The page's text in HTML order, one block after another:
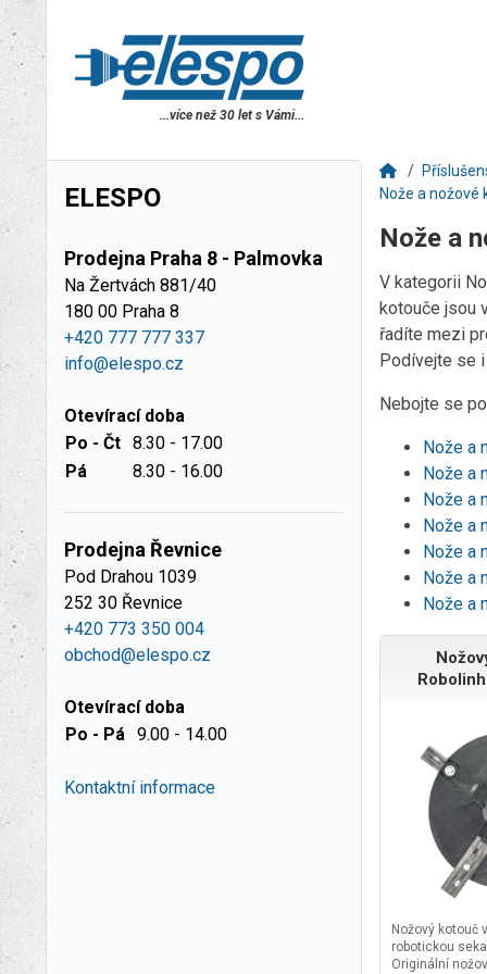
...více než 30 let s Vámi...
ELESPO
Prodejna Praha 8 - Palmovka
Na Žertvách 881/40
180 00 Praha 8
+420 777 777 337
info@elespo.cz
Otevírací doba
Po - Čt 8.30 - 17.00
Pá
8.30 - 16.00
Prodejna Řevnice
Pod Drahou 1039
252 30 Řevnice
+420 773 350 004
obchod@elespo.cz
Otevírací doba
Po - Pá 9.00 - 14.00
Kontaktní informace
Nože a nožové
Nože a
V kategorii
kotouče jsou
řadíte mezi
Podívejte se
Nebojte se
Nože a
Nože a
Nože a
Nože a
Nože a
Nože a
Nože a
Nožový kotouč
robotickou
Originální